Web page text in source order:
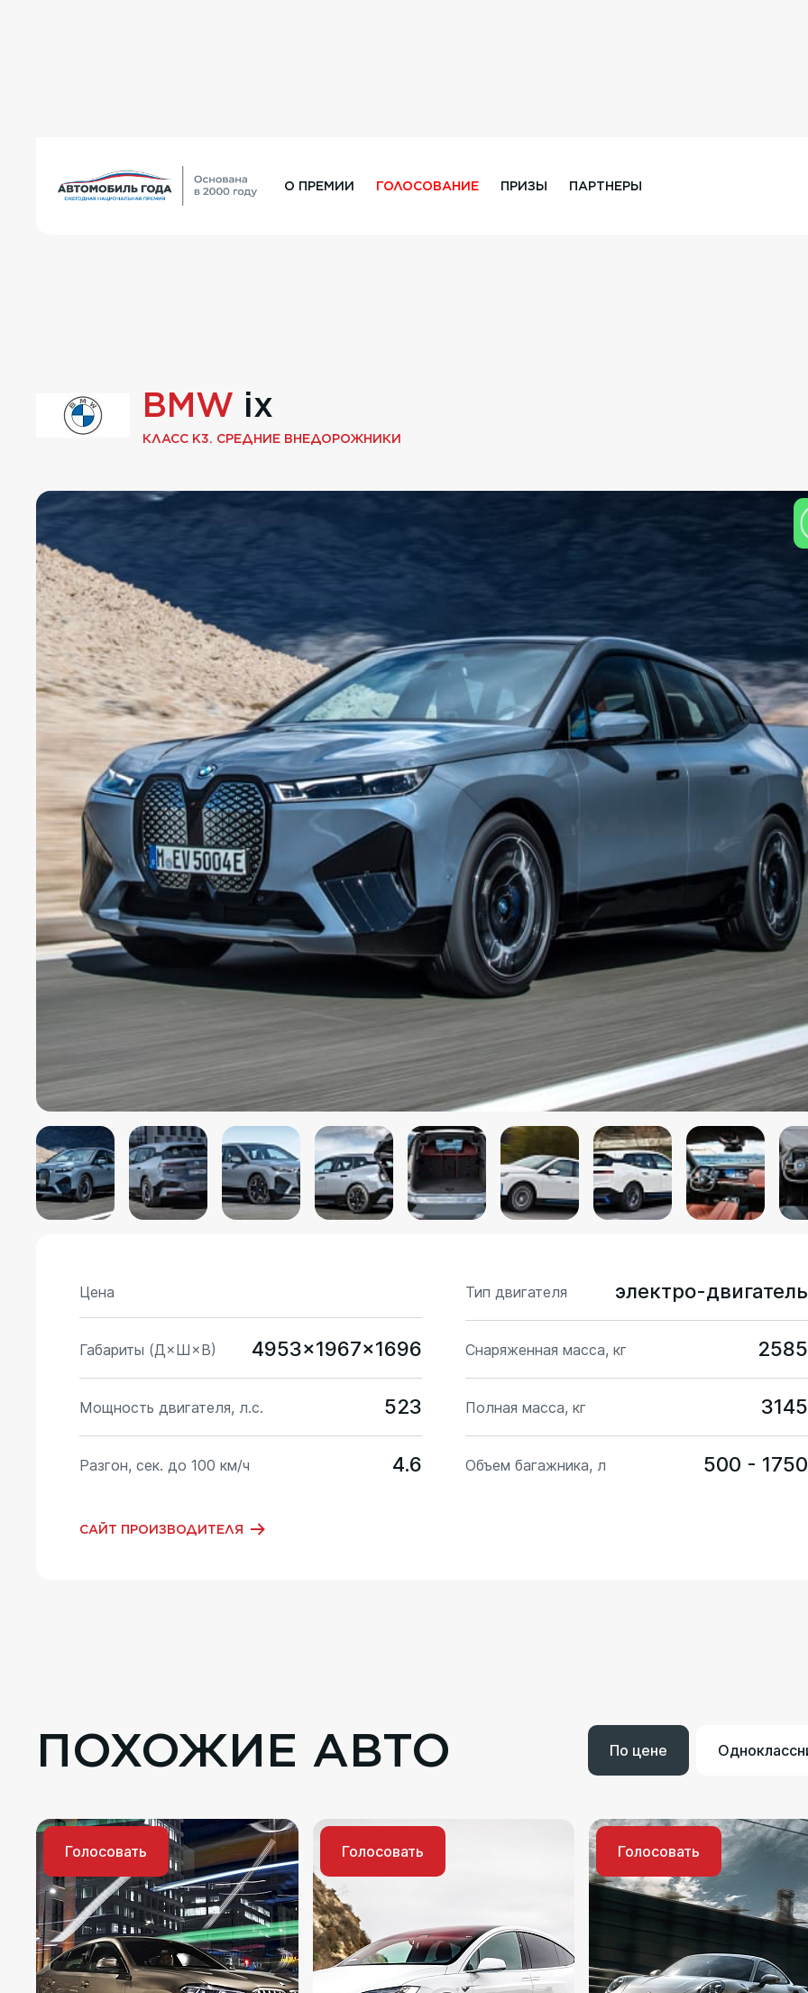
О ПРЕМИИ ГОЛОСОВАНИЕ ПРИЗЫ ПАРТНЕРЫ
BMW ix
КЛАСС K3. СРЕДНИЕ ВНЕДОРОЖНИКИ
Цена Тип двигателя электро-двигатель
Габариты (Д×Ш×В) 4953x1967x1696 Снаряженная масса, кг 2585
Мощность двигателя, л.с. 523 Полная масса, кг 3145
Разгон, сек. до 100 км/ч 4.6 Объем багажника, л 500 - 1750
САЙТ ПРОИЗВОДИТЕЛЯ
ПОХОЖИЕ АВТО По цене
Голосовать Голосовать Голосовать